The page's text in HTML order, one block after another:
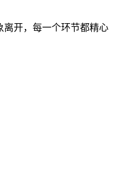
离开，每一个环节都精心